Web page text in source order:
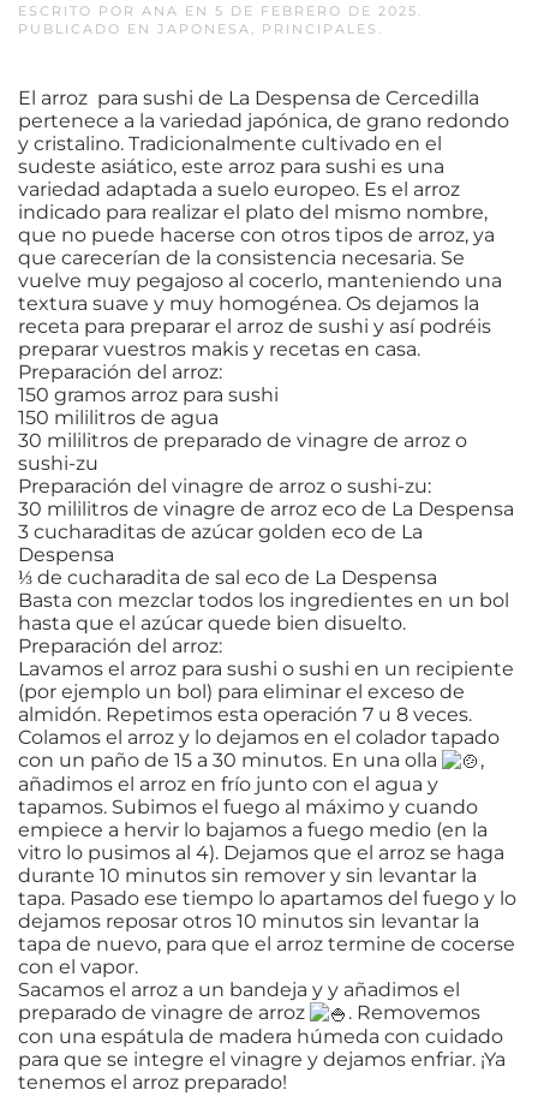
ESCRITO POR ANA EN 5 DE FEBRERO DE 2025
PUBLICADO EN JAPONESA PRINCIPALES
El arroz para sushi de La Despensa de Cercedilla
pertenece a la variedad japónica, de grano redondo
y cristalino. Tradicionalmente cultivado en el
sudeste asiático, este arroz para sushi es una
variedad adaptada a suelo europeo. Es el arroz
indicado para realizar el plato del mismo nombre,
que no puede hacerse con otros tipos de arroz, ya
que carecerían de la consistencia necesaria. Se
vuelve muy pegajoso al cocerlo, manteniendo una
textura suave y muy homogénea. Os dejamos la
receta para preparar el arroz de sushi y así podréis
preparar vuestros makis y recetas en casa.
Preparación del arroz:
150 gramos arroz para sushi
150 mililitros de agua
30 mililitros de preparado de vinagre de arroz o
sushi-zu
Preparación del vinagre de arroz o sushi-zu:
30 mililitros de vinagre de arroz eco de La Despensa
3 cucharaditas de azúcar golden eco de La
Despensa
⅓ de cucharadita de sal eco de La Despensa
Basta con mezclar todos los ingredientes en un bol
hasta que el azúcar quede bien disuelto.
Preparación del arroz:
Lavamos el arroz para sushi o sushi en un recipiente
(por ejemplo un bol) para eliminar el exceso de
almidón. Repetimos esta operación 7 u 8 veces.
Colamos el arroz y lo dejamos en el colador tapado
con un paño de 15 a 30 minutos. En una olla
,
añadimos el arroz en frío junto con el agua y
tapamos. Subimos el fuego al máximo y cuando
empiece a hervir lo bajamos a fuego medio (en la
vitro lo pusimos al 4). Dejamos que el arroz se haga
durante 10 minutos sin remover y sin levantar la
tapa. Pasado ese tiempo lo apartamos del fuego y lo
dejamos reposar otros 10 minutos sin levantar la
tapa de nuevo, para que el arroz termine de cocerse
con el vapor.
Sacamos el arroz a un bandeja y y añadimos el
preparado de vinagre de arroz
. Removemos
con una espátula de madera húmeda con cuidado
para que se integre el vinagre y dejamos enfriar. ¡Ya
tenemos el arroz preparado!